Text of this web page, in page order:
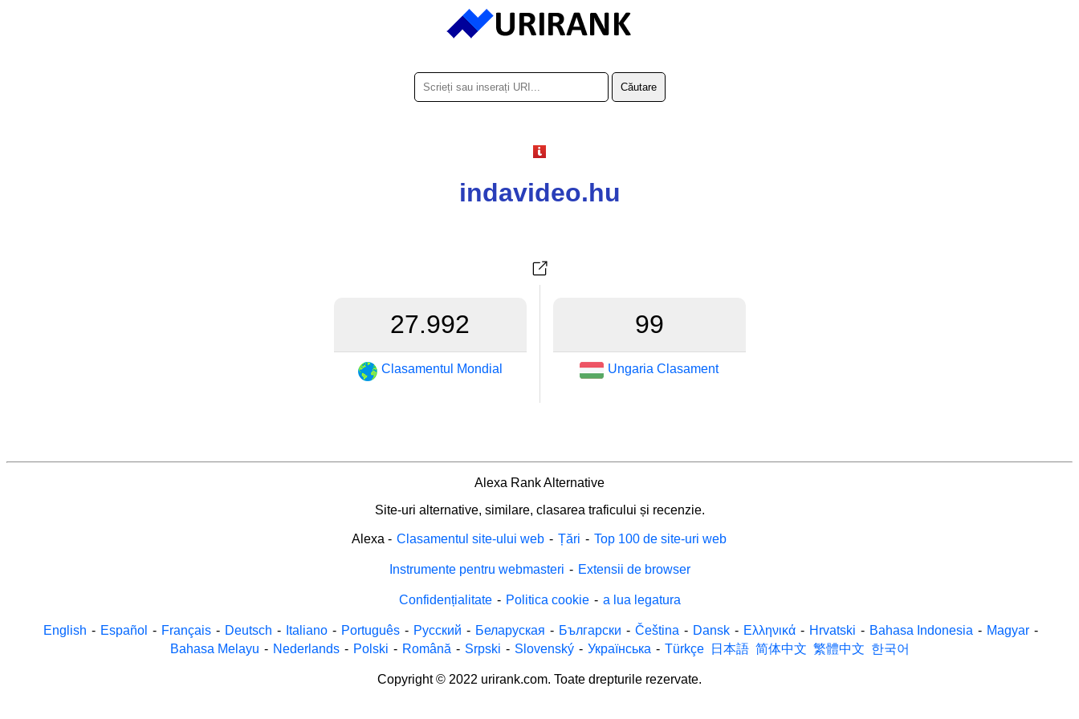
indavideo.hu
27.992
Clasamentul Mondial
99
Ungaria Clasament
Alexa Rank Alternative
Site-uri alternative, similare, clasarea traficului și recenzie.
Alexa - Clasamentul site-ului web - Țări - Top 100 de site-uri web
Instrumente pentru webmasteri - Extensii de browser
Confidențialitate - Politica cookie - a lua legatura
English - Español - Français - Deutsch - Italiano - Português - Русский - Беларуская - Български - Čeština - Dansk - Ελληνικά - Hrvatski - Bahasa Indonesia - Magyar -
Bahasa Melayu - Nederlands - Polski - Română - Srpski - Slovenský - Українська - Türkçe 日本語 简体中文 繁體中文 한국어
Copyright © 2022 urirank.com. Toate drepturile rezervate.